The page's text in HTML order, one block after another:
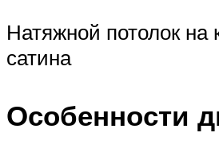
Натяжной потолок на
сатина
Особенности